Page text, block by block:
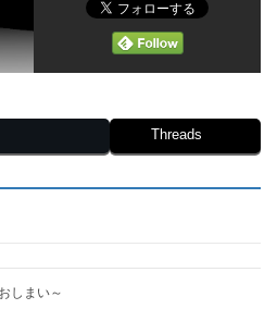
Threads
しまい～